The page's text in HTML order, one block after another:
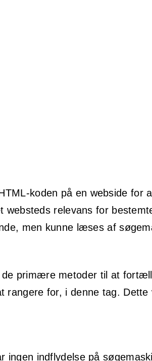
koden på en webside for
relevans for
men kunne læses af
primære metoder til at
for, i denne tag.
indflydelse på